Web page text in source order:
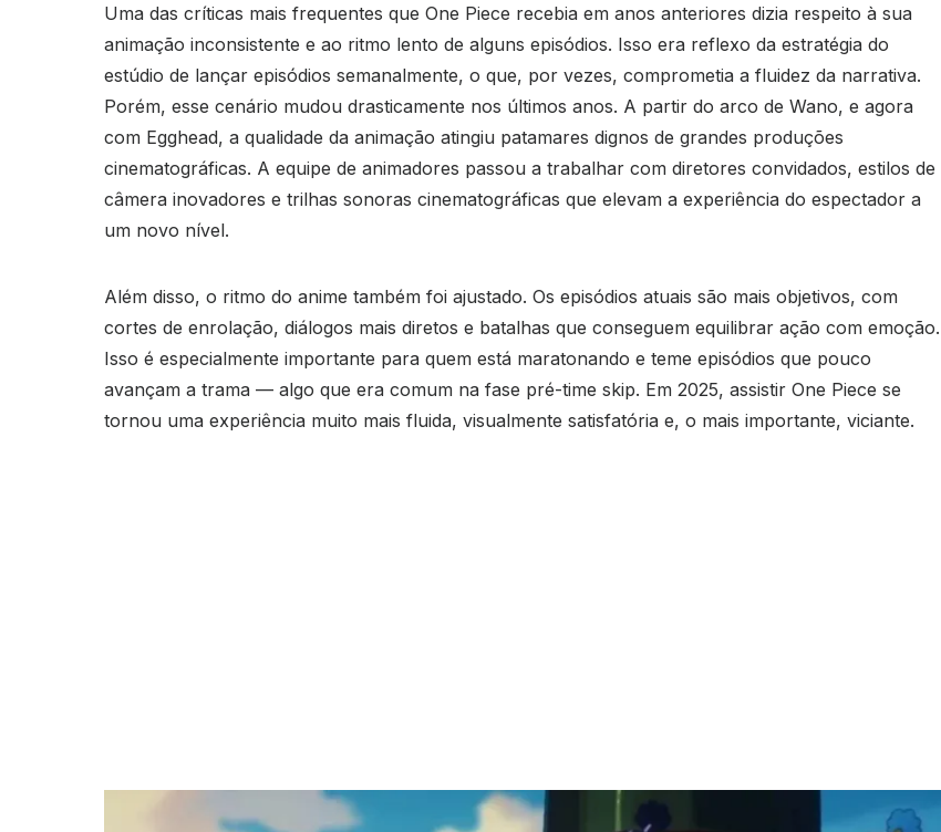
Uma das críticas mais frequentes que One Piece recebia em anos anteriores dizia respeito à sua
animação inconsistente e ao ritmo lento de alguns episódios. Isso era reflexo da estratégia do
estúdio de lançar episódios semanalmente, o que, por vezes, comprometia a fluidez da narrativa.
Porém, esse cenário mudou drasticamente nos últimos anos. A partir do arco de Wano, e agora
com Egghead, a qualidade da animação atingiu patamares dignos de grandes produções
cinematográficas. A equipe de animadores passou a trabalhar com diretores convidados, estilos de
câmera inovadores e trilhas sonoras cinematográficas que elevam a experiência do espectador a
um novo nível.
Além disso, o ritmo do anime também foi ajustado. Os episódios atuais são mais objetivos, com
cortes de enrolação, diálogos mais diretos e batalhas que conseguem equilibrar ação com emoção.
Isso é especialmente importante para quem está maratonando e teme episódios que pouco
avançam a trama — algo que era comum na fase pré-time skip. Em 2025, assistir One Piece se
tornou uma experiência muito mais fluida, visualmente satisfatória e, o mais importante, viciante.